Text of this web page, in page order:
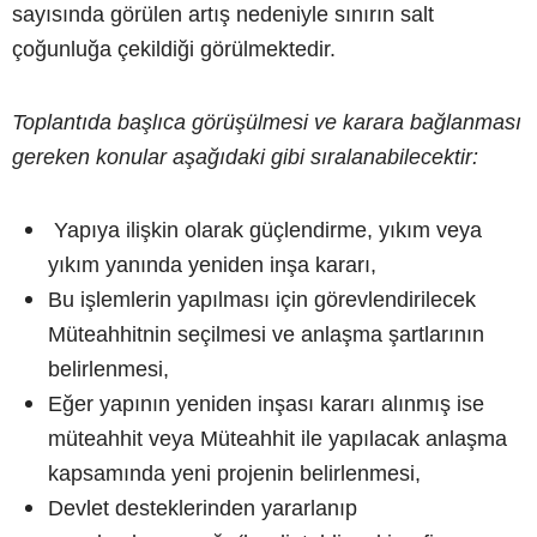
sayısında görülen artış nedeniyle sınırın salt
çoğunluğa çekildiği görülmektedir.
Toplantıda başlıca görüşülmesi ve karara bağlanması
gereken konular aşağıdaki gibi sıralanabilecektir:
Yapıya ilişkin olarak güçlendirme, yıkım veya
yıkım yanında yeniden inşa kararı,
Bu işlemlerin yapılması için görevlendirilecek
Müteahhitnin seçilmesi ve anlaşma şartlarının
belirlenmesi,
Eğer yapının yeniden inşası kararı alınmış ise
müteahhit veya Müteahhit ile yapılacak anlaşma
kapsamında yeni projenin belirlenmesi,
Devlet desteklerinden yararlanıp